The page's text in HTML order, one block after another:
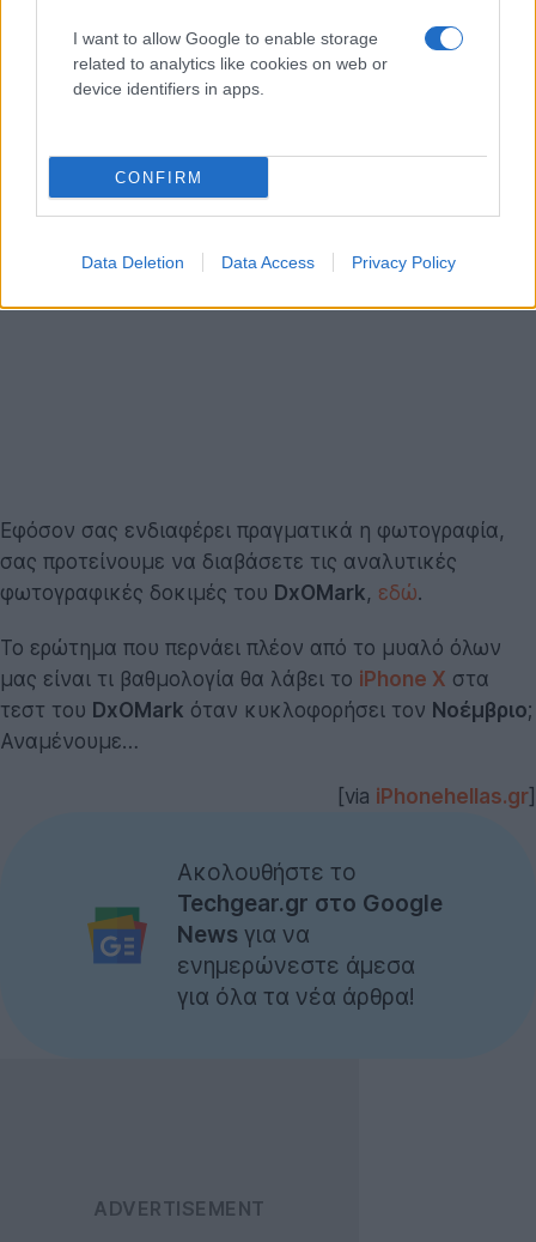
I want to allow Google to enable storage
related to analytics like cookies on web or
device identifiers in apps.
CONFIRM
Data Deletion Data Access Privacy Policy
Εφόσον σας ενδιαφέρει πραγματικά η φωτογραφία,
σας προτείνουμε να διαβάσετε τις αναλυτικές
φωτογραφικές δοκιμές του DxOMark, εδώ.
Το ερώτημα που περνάει πλέον από το μυαλό όλων
μας είναι τι βαθμολογία θα λάβει το iPhone X στα
τεστ του DxOMark όταν κυκλοφορήσει τον Νοέμβριο;
Αναμένουμε…
[via iPhonehellas.gr]
Ακολουθήστε το
Techgear.gr στο Google
News για να
ενημερώνεστε άμεσα
για όλα τα νέα άρθρα!